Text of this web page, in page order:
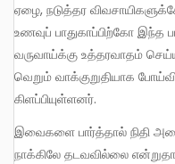
ஏழை, நடுத்தர
உணவுப் பாதுகாப்பிற்கோ
வருவாய்க்கு உத்தரவாதம்
வெறும் வாக்குறுதியாக
கிளப்பியுள்ளனர்.
இவைகளை பார்த்தால் நிதி அமைச்சர் காதில்தான் தேனை பாய்ச்சினார்;
நாக்கிலே தடவவில்லை